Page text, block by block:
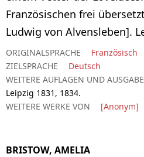
Französischen frei
Ludwig von Alvensleben].
ORIGINALSPRACHE
Französisch
ZIELSPRACHE
Deutsch
WEITERE AUFLAGEN UND
Leipzig 1831, 1834.
WEITERE WERKE VON
[Anonym]
BRISTOW, AMELIA